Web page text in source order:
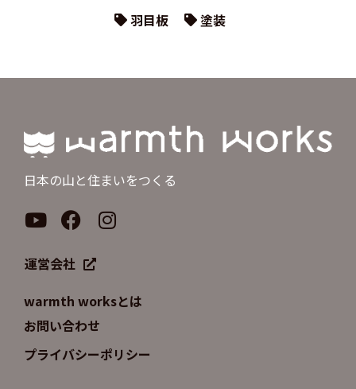
羽目板
塗装
日本の山と住まいをつくる
運営会社
warmth worksとは
お問い合わせ
プライバシーポリシー